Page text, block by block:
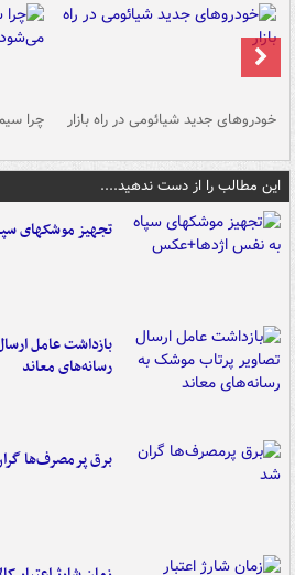
خودروهای جدید شیائومی در راه بازار چرا
این مطالب را از دست ندهید....
تجهیز موشکهای
بازداشت عامل
رسانه‌های معاند
برق پرمصرف‌ها